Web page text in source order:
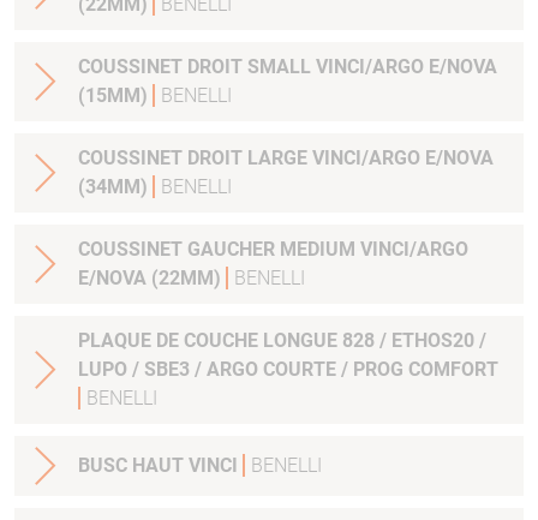
(22MM)
BENELLI
COUSSINET DROIT SMALL VINCI/ARGO E/NOVA
(15MM)
BENELLI
COUSSINET DROIT LARGE VINCI/ARGO E/NOVA
(34MM)
BENELLI
COUSSINET GAUCHER MEDIUM VINCI/ARGO
E/NOVA (22MM)
BENELLI
PLAQUE DE COUCHE LONGUE 828 / ETHOS20 /
LUPO / SBE3 / ARGO COURTE / PROG COMFORT
BENELLI
BUSC HAUT VINCI BENELLI